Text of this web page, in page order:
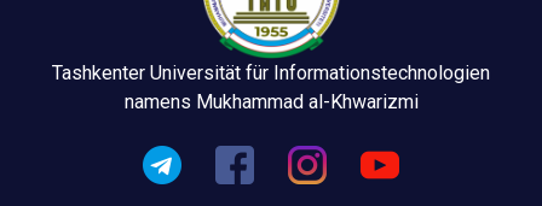
Tashkenter Universität für Informationstechnologien
namens Mukhammad al-Khwarizmi